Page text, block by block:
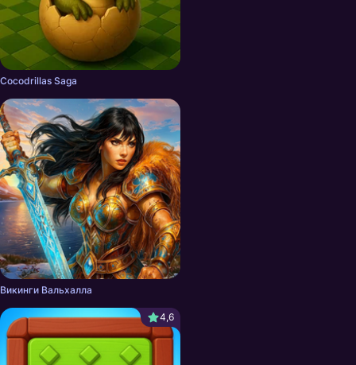
Cocodrillas Saga
Викинги Вальхалла
4,6